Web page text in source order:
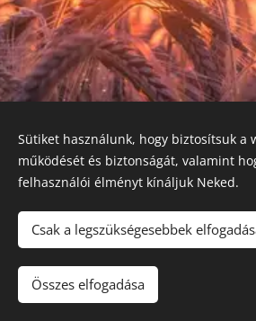
E-mail:
Sütiket használunk, hogy biztosítsuk a
működését és biztonságát, valamint
felhasználói élményt kínáljuk Neked.
Csak a legszükségesebbek
Összes elfogadása